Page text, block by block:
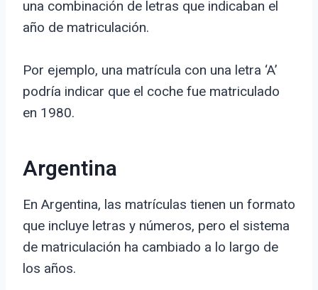
una combinación de letras que indicaban el
año de matriculación.
Por ejemplo, una matrícula con una letra ‘A’
podría indicar que el coche fue matriculado
en 1980.
Argentina
En Argentina, las matrículas tienen un formato
que incluye letras y números, pero el sistema
de matriculación ha cambiado a lo largo de
los años.